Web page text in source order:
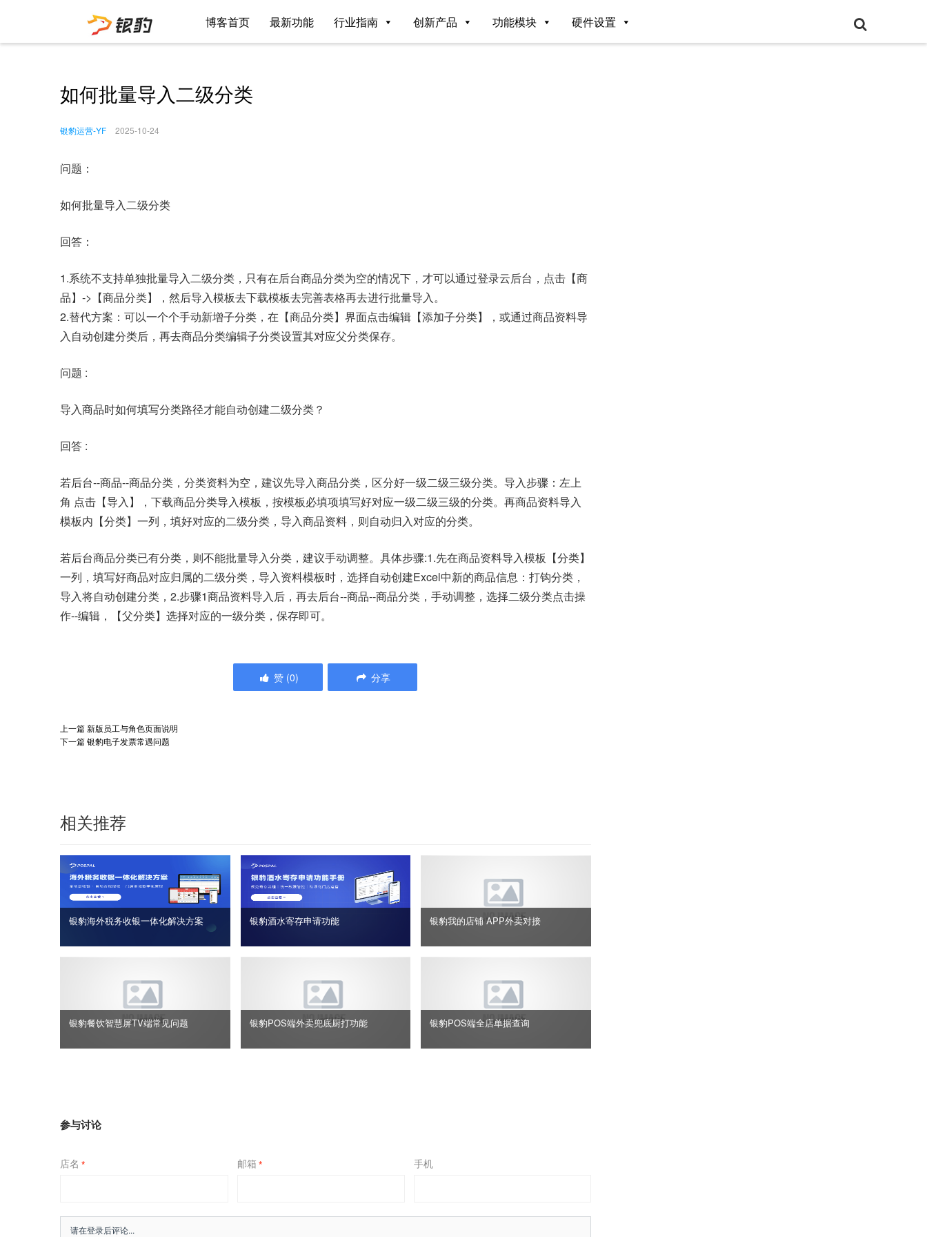
博客首页 最新功能 行业指南 创新产品 功能模块 硬件设置
如何批量导入二级分类
银豹运营-YF 2025-10-24
问题：
如何批量导入二级分类
回答：
1.系统不支持单独批量导入二级分类，只有在后台商品分类为空的情况下，才可以通过登录云后台，点击【商
品】->【商品分类】，然后导入模板去下载模板去完善表格再去进行批量导入。
2.替代方案：可以一个个手动新增子分类，在【商品分类】界面点击编辑【添加子分类】，或通过商品资料导
入自动创建分类后，再去商品分类编辑子分类设置其对应父分类保存。
问题 :
导入商品时如何填写分类路径才能自动创建二级分类？
回答 :
若后台--商品--商品分类，分类资料为空，建议先导入商品分类，区分好一级二级三级分类。导入步骤：左上
角 点击【导入】，下载商品分类导入模板，按模板必填项填写好对应一级二级三级的分类。再商品资料导入
模板内【分类】一列，填好对应的二级分类，导入商品资料，则自动归入对应的分类。
若后台商品分类已有分类，则不能批量导入分类，建议手动调整。具体步骤:1.先在商品资料导入模板【分类】
一列，填写好商品对应归属的二级分类，导入资料模板时，选择自动创建Excel中新的商品信息：打钩分类，
导入将自动创建分类，2.步骤1商品资料导入后，再去后台--商品--商品分类，手动调整，选择二级分类点击操
作--编辑，【父分类】选择对应的一级分类，保存即可。
赞 (0) 分享
上一篇新版员工与角色页面说明
下一篇银豹电子发票常遇问题
相关推荐
银豹海外税务收银一体化解决方案 银豹酒水寄存申请功能 银豹我的店铺 APP外卖对接
银豹餐饮智慧屏TV端常见问题 银豹POS端外卖兜底厨打功能 银豹POS端全店单据查询
参与讨论
店名 * 邮箱 * 手机